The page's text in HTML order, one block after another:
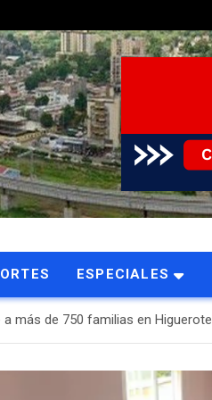
ESPECIALES
más de 750 familias en Higuerote